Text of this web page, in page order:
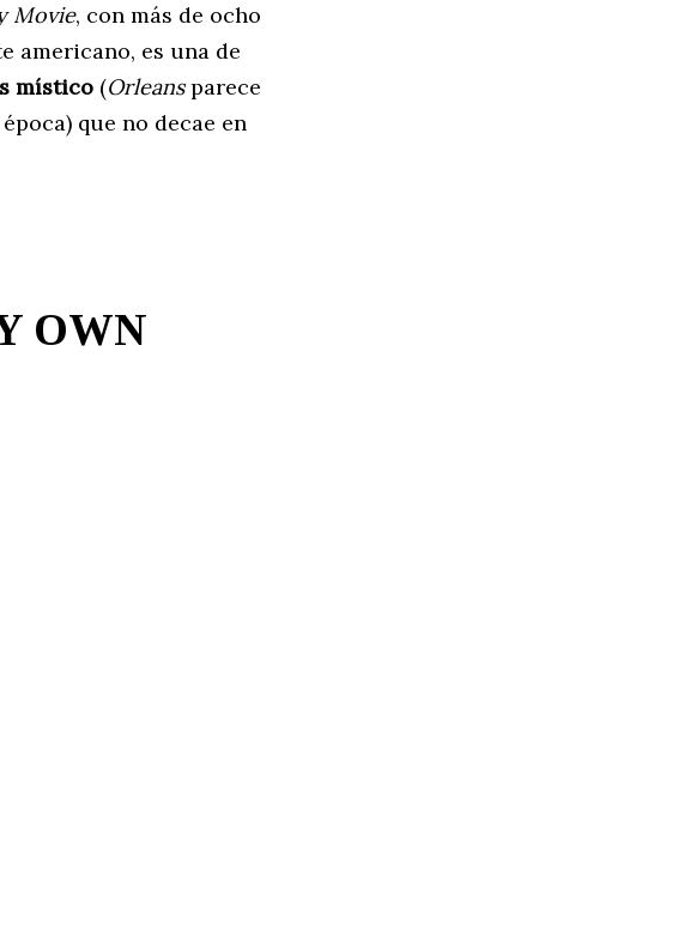
Movie, con más de ocho
americano, es una de
místico (Orleansparece
que no decae en
OWN